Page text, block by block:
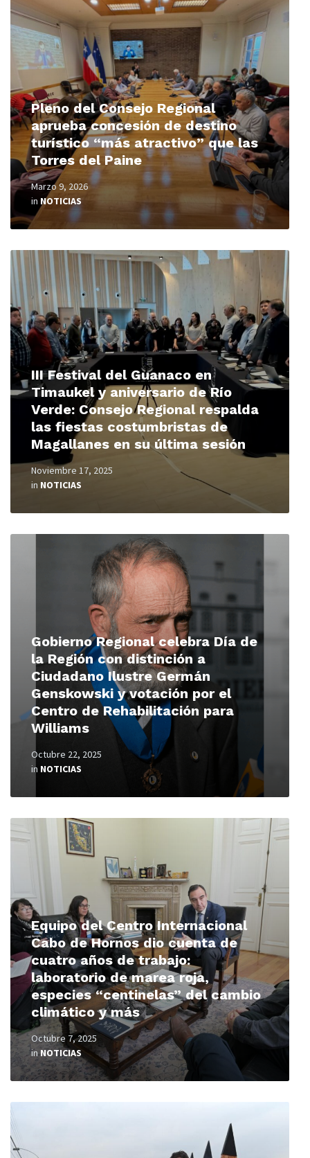
Pleno del Consejo Regional
aprueba concesión de destino
turístico “más atractivo” que las
Torres del Paine
Marzo 9, 2026
in NOTICIAS
III Festival del Guanaco en
Timaukel y aniversario de Río
Verde: Consejo Regional respalda
las fiestas costumbristas de
Magallanes en su última sesión
Noviembre 17, 2025
in NOTICIAS
Read
More
Gobierno Regional celebra Día de
la Región con distinción a
Ciudadano Ilustre Germán
Genskowski y votación por el
Centro de Rehabilitación para
Williams
Octubre 22, 2025
in NOTICIAS
Read
Equipo del Centro Internacional
Cabo de Hornos dio cuenta de
cuatro años de trabajo:
laboratorio de marea roja,
especies “centinelas” del cambio
climático y más
Octubre 7, 2025
inNOTICIAS
Read
More
Read
More